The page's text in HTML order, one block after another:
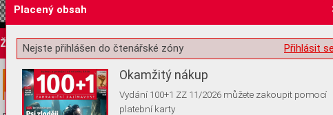
Žádost o souhlas s ukládáním volitelných informací
Placený obsah
Přihlásit
Nejste přihlášen do čtenářské zóny
Okamžitý nákup
Vydání 100+1 ZZ 11/2026 můžete zakoupit pomocí
platební karty